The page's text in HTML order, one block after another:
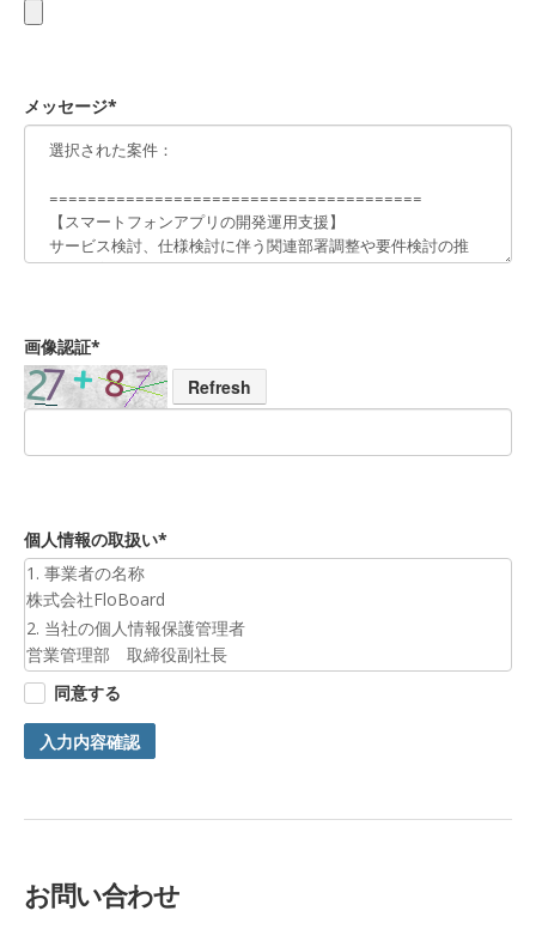
メッセージ*
画像認証*
Refresh
個人情報の取扱い*
1. 事業者の名称
株式会社FloBoard
2. 当社の個人情報保護管理者
営業管理部 取締役副社長
3. 個人情報の利用目的
お預かりした個人情報は、お問合せへの対応のために利用いた
します。
4. 第三者提供について
ご入力頂く個人情報は第三者に提供しません。
正・追加・削除、利用の停止または消去、第三者への提供の停
同意する
入力内容確認
お問い合わせ